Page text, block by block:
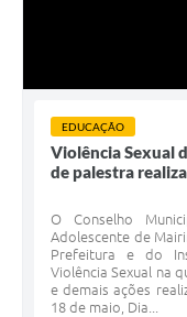
EDUCAÇÃO
Violência Sexual
de palestra
O Conselho
Adolescente de
Prefeitura e do
Violência Sexual na
e demais ações
18 de maio, Dia...